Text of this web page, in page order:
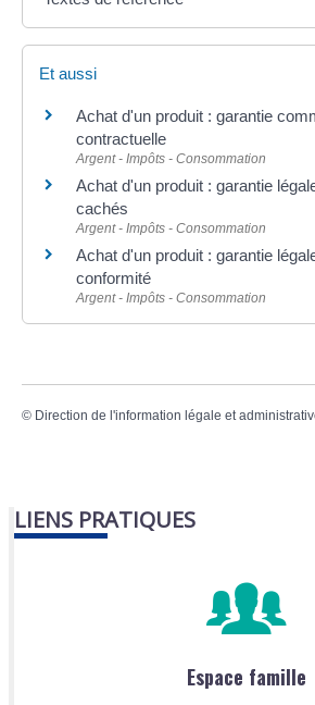
Et aussi
Achat d'un produit : garantie
contractuelle
Argent - Impôts - Consommation
Achat d'un produit : garantie
cachés
Argent - Impôts - Consommation
Achat d'un produit : garantie
conformité
Argent - Impôts - Consommation
© Direction de l'information légale et
LIENS PRATIQUES
Espace famille